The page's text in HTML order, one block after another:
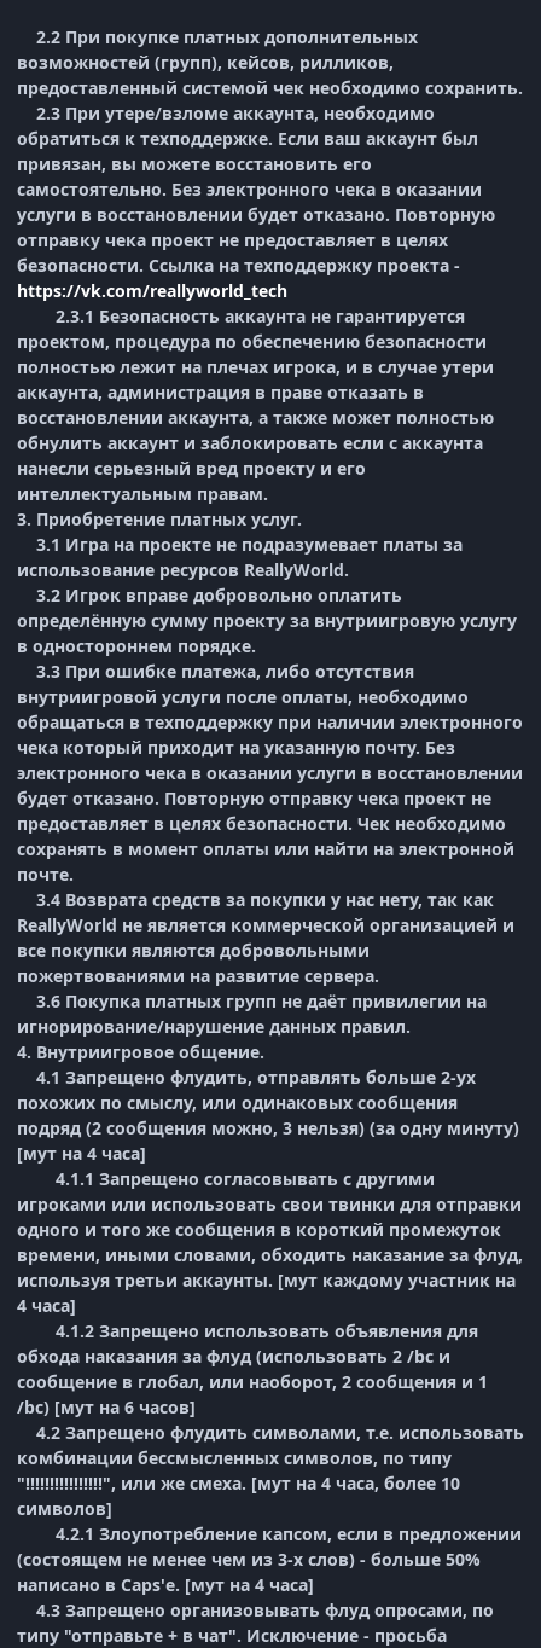
2.2 При покупке платных дополнительных
возможностей (групп), кейсов, рилликов,
предоставленный системой чек необходимо сохранить.
2.3 При утере/взломе аккаунта, необходимо
обратиться к техподдержке. Если ваш аккаунт был
привязан, вы можете восстановить его
самостоятельно. Без электронного чека в оказании
услуги в восстановлении будет отказано. Повторную
отправку чека проект не предоставляет в целях
безопасности. Ссылка на техподдержку проекта -
https://vk.com/reallyworld_tech
2.3.1 Безопасность аккаунта не гарантируется
проектом, процедура по обеспечению безопасности
полностью лежит на плечах игрока, и в случае утери
аккаунта, администрация в праве отказать в
восстановлении аккаунта, а также может полностью
обнулить аккаунт и заблокировать если с аккаунта
нанесли серьезный вред проекту и его
интеллектуальным правам.
3. Приобретение платных услуг.
3.1 Игра на проекте не подразумевает платы за
использование ресурсов ReallyWorld.
3.2 Игрок вправе добровольно оплатить
определённую сумму проекту за внутриигровую услугу
в одностороннем порядке.
3.3 При ошибке платежа, либо отсутствия
внутриигровой услуги после оплаты, необходимо
обращаться в техподдержку при наличии электронного
чека который приходит на указанную почту. Без
электронного чека в оказании услуги в восстановлении
будет отказано. Повторную отправку чека проект не
предоставляет в целях безопасности. Чек необходимо
сохранять в момент оплаты или найти на электронной
почте.
3.4 Возврата средств за покупки у нас нету, так как
ReallyWorld не является коммерческой организацией и
все покупки являются добровольными
пожертвованиями на развитие сервера.
3.6 Покупка платных групп не даёт привилегии на
игнорирование/нарушение данных правил.
4. Внутриигровое общение.
4.1 Запрещено флудить, отправлять больше 2-ух
похожих по смыслу, или одинаковых сообщения
подряд (2 сообщения можно, 3 нельзя) (за одну минуту)
[мут на 4 часа]
4.1.1 Запрещено согласовывать с другими
игроками или использовать свои твинки для отправки
одного и того же сообщения в короткий промежуток
времени, иными словами, обходить наказание за флуд,
используя третьи аккаунты. [мут каждому участник на
4 часа]
4.1.2 Запрещено использовать объявления для
обхода наказания за флуд (использовать 2 /bc и
сообщение в глобал, или наоборот, 2 сообщения и 1
/bc) [мут на 6 часов]
4.2 Запрещено флудить символами, т.е. использовать
комбинации бессмысленных символов, по типу
"!!!!!!!!!!!!!!!!", или же смеха. [мут на 4 часа, более 10
символов]
4.2.1 Злоупотребление капсом, если в предложении
(состоящем не менее чем из 3-х слов) - больше 50%
написано в Caps'е. [мут на 4 часа]
4.3 Запрещено организовывать флуд опросами, по
типу "отправьте + в чат". Исключение - просьба